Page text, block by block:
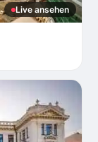
Live ansehen